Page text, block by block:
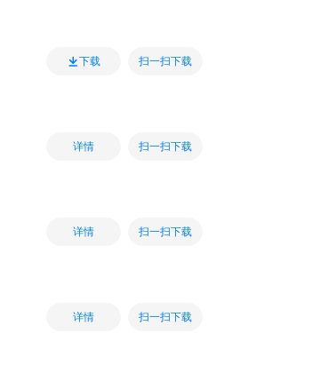
下载 扫一扫下载
详情 扫一扫下载
详情 扫一扫下载
详情 扫一扫下载